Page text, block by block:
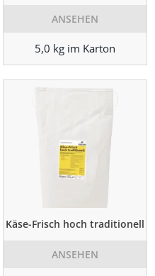
ANSEHEN
5,0 kg im Karton
Käse-Frisch hoch traditionell
ANSEHEN